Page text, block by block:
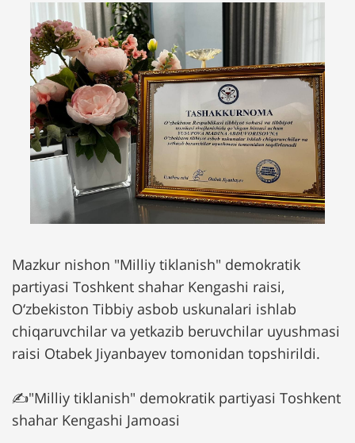
Mazkur nishon "Milliy tiklanish" demokratik
partiyasi Toshkent shahar Kengashi raisi,
O‘zbekiston Tibbiy asbob uskunalari ishlab
chiqaruvchilar va yetkazib beruvchilar uyushmasi
raisi Otabek Jiyanbayev tomonidan topshirildi.
✍️"Milliy tiklanish" demokratik partiyasi Toshkent
shahar Kengashi Jamoasi